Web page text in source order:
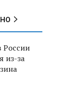
России
из-за